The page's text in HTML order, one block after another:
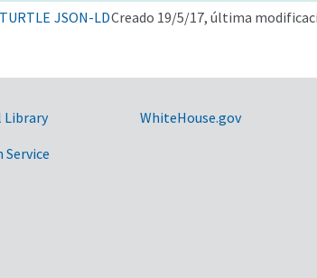
TURTLE JSON-LDCreado 19/5/17, última
Library
WhiteHouse.gov